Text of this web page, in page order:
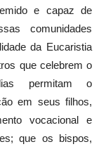
e capaz de
comunidades
da Eucaristia
que celebrem o
permitam o
em seus filhos,
vocacional e
que os bispos,